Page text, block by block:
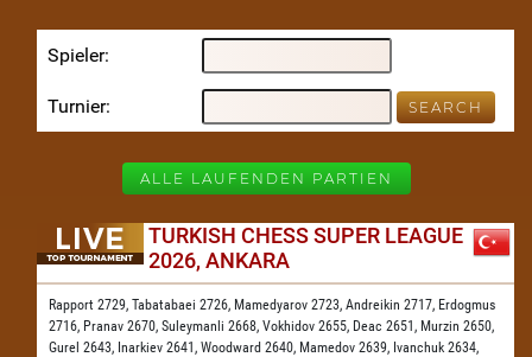
Spieler
Turnier
ALLE LAUFENDEN PARTIEN
TURKISH CHESS SUPER LEAGUE
2026, ANKARA
Rapport 2729, Tabatabaei 2726, Mamedyarov 2723, Andreikin 2717, Erdogmus
2716, Pranav 2670, Suleymanli 2668, Vokhidov 2655, Deac 2651, Murzin 2650,
Gurel 2643, Inarkiev 2641, Woodward 2640, Mamedov 2639, Ivanchuk 2634,